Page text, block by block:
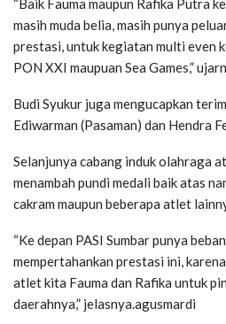
“Baik Fauma maupun Rafika Putra
masih muda belia, masih punya
prestasi, untuk kegiatan multi even
PON XXI maupuan Sea Games,”
Budi Syukur juga mengucapkan
Ediwarman (Pasaman) dan Hendra
Selanjunya cabang induk olahraga
menambah pundi medali baik atas
cakram maupun beberapa atlet
“Ke depan PASI Sumbar punya
mempertahankan prestasi ini,
atlet kita Fauma dan Rafika untuk
daerahnya,” jelasnya.agusmardi